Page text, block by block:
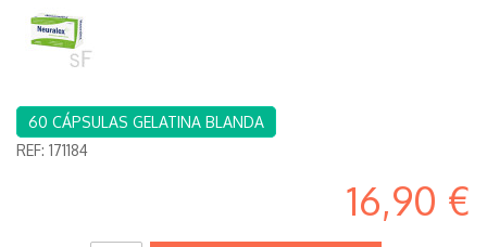
60 CÁPSULAS GELATINA BLANDA
REF: 171184
16,90 €